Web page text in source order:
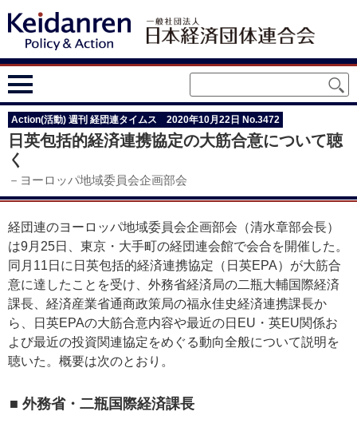
Action(活動) 週刊 経団連タイムス 2020年10月22日 No.3472
日英包括的経済連携協定の大筋合意について聴
く
－ヨーロッパ地域委員会企画部会
経団連のヨーロッパ地域委員会企画部会（清水章部会長）
は9月25日、東京・大手町の経団連会館で会合を開催した。
同月11日に日英包括的経済連携協定（日英EPA）が大筋合
意に達したことを受け、外務省経済局の二瓶大輔国際経済
課長、経済産業省通商政策局の福永佳史経済連携課長か
ら、日英EPAの大筋合意内容や最近の日EU・英EU関係お
よび最近の投資関連協定をめぐる動向全般について説明を
聴いた。概要は次のとおり。
■ 外務省・二瓶国際経済課長